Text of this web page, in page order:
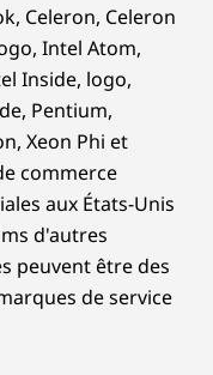
Celeron, Celeron
Intel Atom,
Inside, logo,
Pentium,
Xeon Phi et
commerce
aux États-Unis
d'autres
peuvent être des
de service